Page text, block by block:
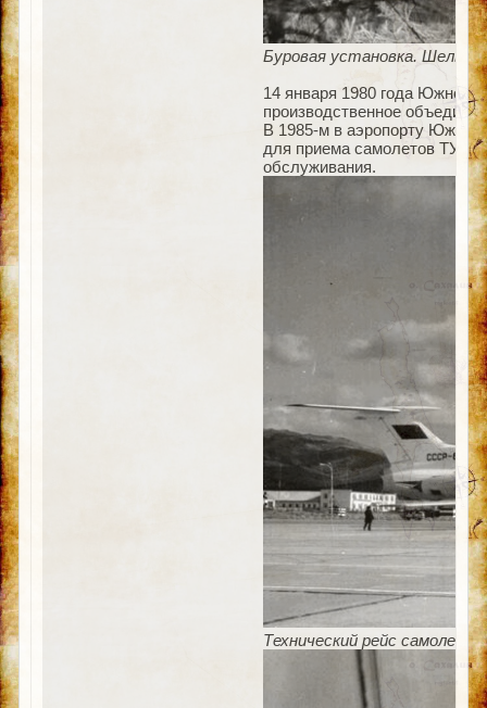
Буровая установка. Шельф,
14 января 1980 года Южно-
производственное
В 1985-м в аэропорту Южно-
для приема самолетов ТУ-
обслуживания.
Технический рейс самолета